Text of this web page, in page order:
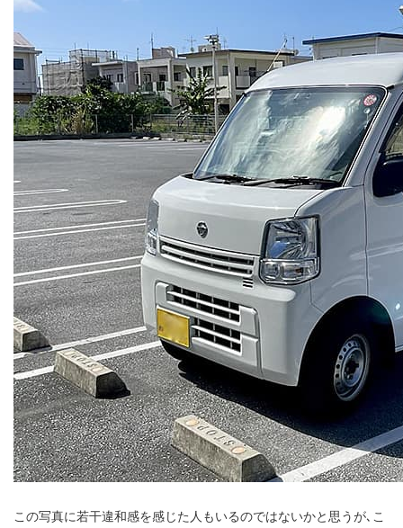
この写真に若干違和感を感じた人もいるのではないかと思うが､こ